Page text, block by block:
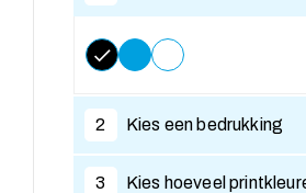
2 Kies een bedrukking
3 Kies hoeveel